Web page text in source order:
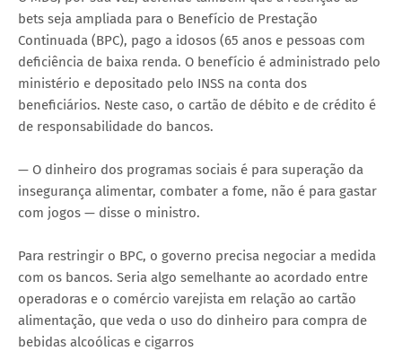
bets seja ampliada para o Benefício de Prestação
Continuada (BPC), pago a idosos (65 anos e pessoas com
deficiência de baixa renda. O benefício é administrado pelo
ministério e depositado pelo INSS na conta dos
beneficiários. Neste caso, o cartão de débito e de crédito é
de responsabilidade do bancos.
— O dinheiro dos programas sociais é para superação da
insegurança alimentar, combater a fome, não é para gastar
com jogos — disse o ministro.
Para restringir o BPC, o governo precisa negociar a medida
com os bancos. Seria algo semelhante ao acordado entre
operadoras e o comércio varejista em relação ao cartão
alimentação, que veda o uso do dinheiro para compra de
bebidas alcoólicas e cigarros